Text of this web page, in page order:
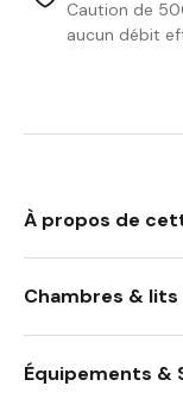
Caution de
aucun débit
À propos de
We Like
apéritif les pieds
Chambres & lits
Équipements &